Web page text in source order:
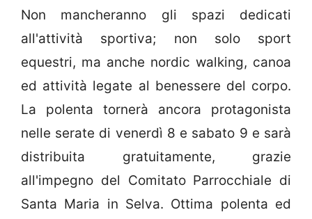
Non mancheranno gli spazi dedicati
all'attività sportiva; non solo sport
equestri, ma anche nordic walking, canoa
ed attività legate al benessere del corpo.
La polenta tornerà ancora protagonista
nelle serate di venerdì 8 e sabato 9 e sarà
distribuita gratuitamente, grazie
all'impegno del Comitato Parrocchiale di
Santa Maria in Selva. Ottima polenta ed